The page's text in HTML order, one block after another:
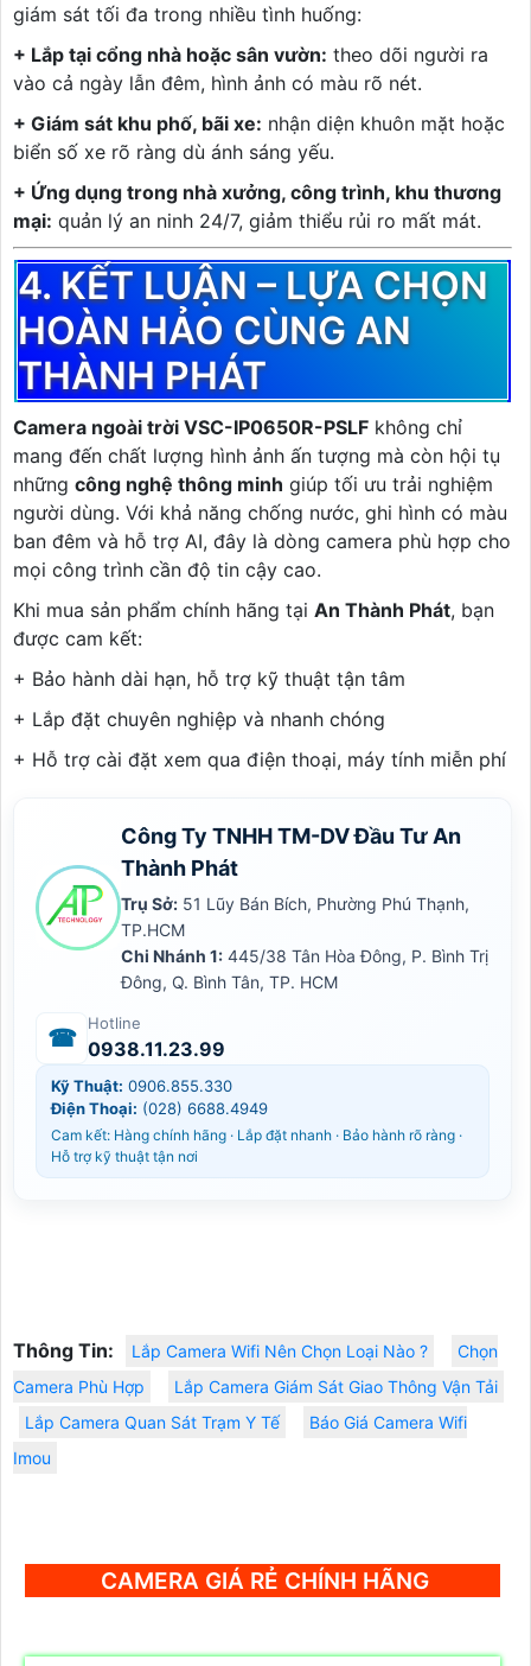
giám sát tối đa trong nhiều tình huống:
+ Lắp tại cổng nhà hoặc sân vườn: theo dõi người ra
vào cả ngày lẫn đêm, hình ảnh có màu rõ nét.
+ Giám sát khu phố, bãi xe: nhận diện khuôn mặt hoặc
biển số xe rõ ràng dù ánh sáng yếu.
+ Ứng dụng trong nhà xưởng, công trình, khu thương
mại: quản lý an ninh 24/7, giảm thiểu rủi ro mất mát.
4. KẾT LUẬN – LỰA CHỌN
HOÀN HẢO CÙNG AN
THÀNH PHÁT
Camera ngoài trời VSC-IP0650R-PSLF không chỉ
mang đến chất lượng hình ảnh ấn tượng mà còn hội tụ
những công nghệ thông minh giúp tối ưu trải nghiệm
người dùng. Với khả năng chống nước, ghi hình có màu
ban đêm và hỗ trợ AI, đây là dòng camera phù hợp cho
mọi công trình cần độ tin cậy cao.
Khi mua sản phẩm chính hãng tại An Thành Phát, bạn
được cam kết:
+ Bảo hành dài hạn, hỗ trợ kỹ thuật tận tâm
+ Lắp đặt chuyên nghiệp và nhanh chóng
+ Hỗ trợ cài đặt xem qua điện thoại, máy tính miễn phí
Công Ty TNHH TM-DV Đầu Tư An
Thành Phát
Trụ Sở: 51 Lũy Bán Bích, Phường Phú Thạnh,
TP.HCM
Chi Nhánh 1: 445/38 Tân Hòa Đông, P. Bình Trị
Đông, Q. Bình Tân, TP. HCM
☎
Hotline
0938.11.23.99
Kỹ Thuật: 0906.855.330
Điện Thoại: (028) 6688.4949
Cam kết: Hàng chính hãng · Lắp đặt nhanh · Bảo hành rõ ràng ·
Hỗ trợ kỹ thuật tận nơi
Thông Tin: Lắp Camera Wifi Nên Chọn Loại Nào ?
Chọn
Camera Phù Hợp
Lắp Camera Giám Sát Giao Thông Vận Tải
Lắp Camera Quan Sát Trạm Y Tế
Báo Giá Camera Wifi
Imou
CAMERA GIÁ RẺ CHÍNH HÃNG